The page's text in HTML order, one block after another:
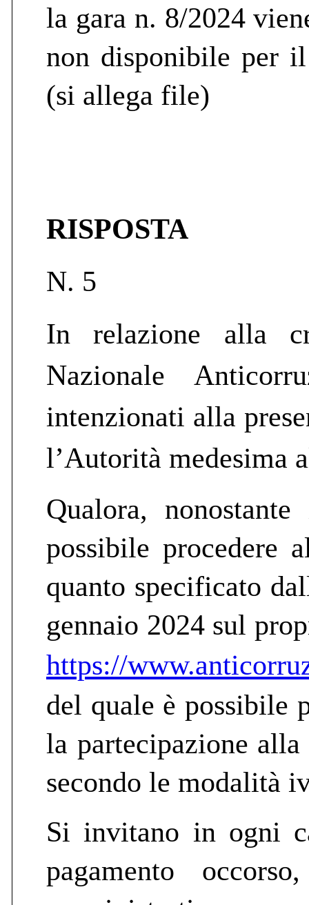
la gara n. 8/2024
non disponibile per
(si allega file)
RISPOSTA
N. 5
In relazione alla
Nazionale
intenzionati alla
l’Autorità medesima
Qualora,
possibile procedere
quanto specificato
gennaio 2024 sul
https://
del quale è possibile
la partecipazione
secondo le modalità
Si invitano in ogni
pagamento